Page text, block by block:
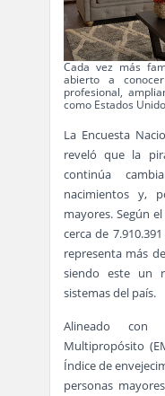
Cada vez más
abierto a
profesional,
como Estados
La Encuesta
reveló que la
continúa
nacimientos y,
mayores. Según
cerca de
representa más
siendo este un
sistemas del país.
Alineado con
Multipropósito
Índice de
personas